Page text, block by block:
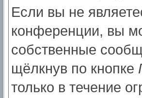
Если вы не
конференции, вы
собственные
щёлкнув по кнопке
только в течение